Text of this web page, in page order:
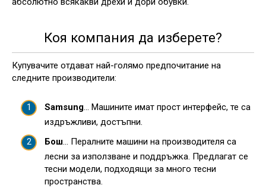
Коя компания да изберете?
Купувачите отдават най-голямо предпочитание на
следните производители:
Samsung... Машините имат прост интерфейс, те са
издръжливи, достъпни.
Бош... Пералните машини на производителя са
лесни за използване и поддръжка. Предлагат се
тесни модели, подходящи за много тесни
пространства.